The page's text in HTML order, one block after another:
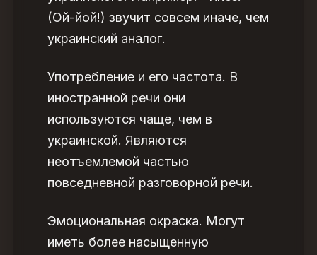
(Ой-йой!) звучит совсем иначе, чем
украинский аналог.
Употребление и его частота. В
иностранной речи они
используются чаще, чем в
украинской. Являются
неотъемлемой частью
повседневной разговорной речи.
Эмоциональная окраска. Могут
иметь более насыщенную